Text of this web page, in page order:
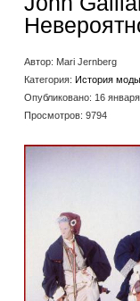
Автор: Mari Jernberg
Категория: История моды
Опубликовано: 16
Просмотров: 9794